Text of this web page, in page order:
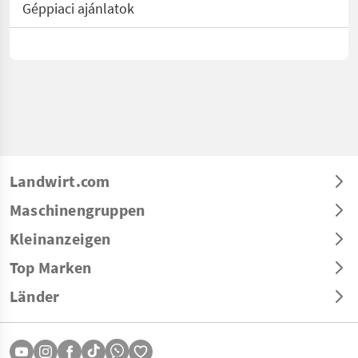
Géppiaci ajánlatok
Landwirt.com
Maschinengruppen
Kleinanzeigen
Top Marken
Länder